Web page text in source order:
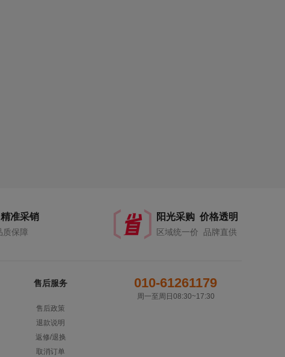
准采销
保障
阳光采购 价格透明
区域统一价 品牌直供
售后服务
售后政策
退款说明
返修/退换
取消订单
010-61261179
周一至周日08:30~17:30